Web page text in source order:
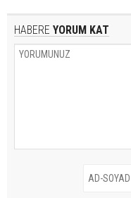
HABERE YORUM KAT